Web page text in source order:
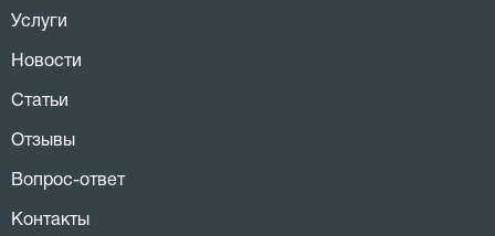
Услуги
Новости
Статьи
Отзывы
Вопрос-ответ
Контакты